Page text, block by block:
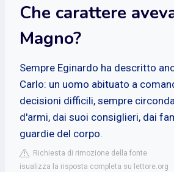
Che carattere
Magno?
Sempre Eginardo ha descritto
Carlo: un uomo abituato a
decisioni difficili, sempre
d'armi, dai suoi consiglieri, dai
guardie del corpo.
Richiesta di rimozione della fonte
isualizza la risposta completa su lettore.org